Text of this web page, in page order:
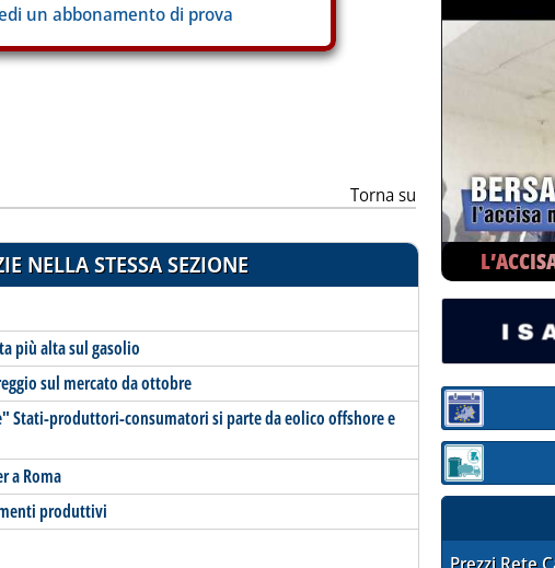
un abbonamento di prova
Torna su
NELLA STESSA SEZIONE
più alta sul gasolio
sul mercato da ottobre
Stati-produttori-consumatori si parte da eolico offshore e
a Roma
produttivi
Sezione:
Sezione: